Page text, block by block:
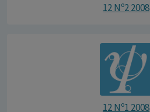
12 Nº2 2008
12 Nº1 2008